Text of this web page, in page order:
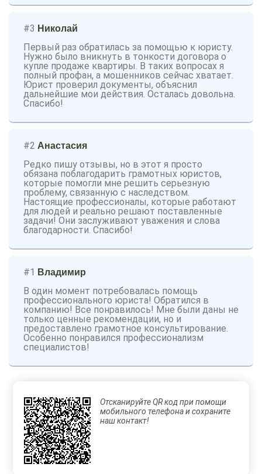
#3 Николай
Первый раз обратилась за помощью к юристу.
Нужно было вникнуть в тонкости договора о
купле продаже квартиры. В таких вопросах я
полный профан, а мошенников сейчас хватает.
Юрист проверил документы, объяснил
дальнейшие мои действия. Осталась довольна.
Спасибо!
#2 Анастасия
Редко пишу отзывы, но в этот я просто
обязана поблагодарить грамотных юристов,
которые помогли мне решить серьезную
проблему, связанную с наследством.
Настоящие профессионалы, которые работают
для людей и реально решают поставленные
задачи! Они заслуживают уважения и слова
благодарности. Спасибо!
#1 Владимир
В один момент потребовалась помощь
профессионального юриста! Обратился в
компанию! Все понравилось! Мне были даны не
только ценные рекомендации, но и
предоставлено грамотное консультирование.
Особенно понравился профессионализм
специалистов!
Отсканируйте QR код при помощи
мобильного телефона и сохраните
наш контакт!